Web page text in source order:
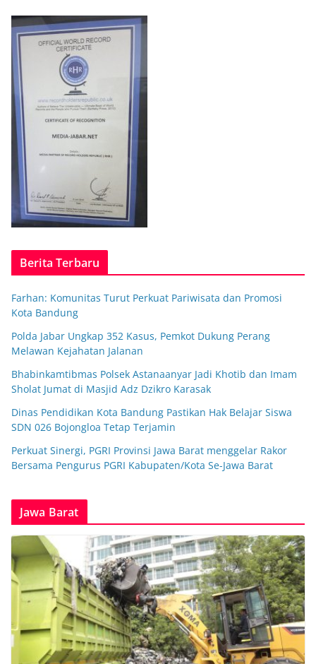
Berita Terbaru
Farhan: Komunitas Turut Perkuat Pariwisata dan Promosi
Kota Bandung
Polda Jabar Ungkap 352 Kasus, Pemkot Dukung Perang
Melawan Kejahatan Jalanan
Bhabinkamtibmas Polsek Astanaanyar Jadi Khotib dan Imam
Sholat Jumat di Masjid Adz Dzikro Karasak
Dinas Pendidikan Kota Bandung Pastikan Hak Belajar Siswa
SDN 026 Bojongloa Tetap Terjamin
Perkuat Sinergi, PGRI Provinsi Jawa Barat menggelar Rakor
Bersama Pengurus PGRI Kabupaten/Kota Se-Jawa Barat
Jawa Barat